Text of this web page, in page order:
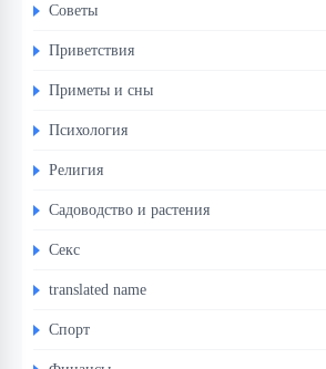
Советы
Приветствия
Приметы и сны
Психология
Религия
Садоводство и растения
Секс
translated name
Спорт